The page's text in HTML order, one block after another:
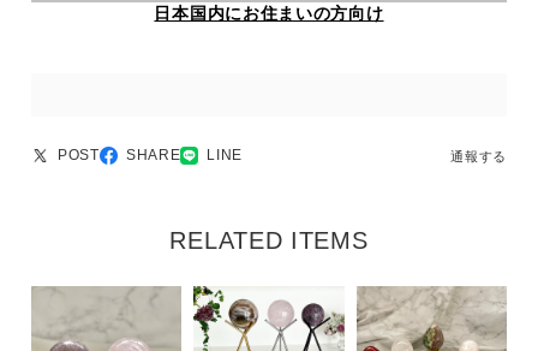
日本国内にお住まいの方向け
POST SHARE LINE 通報する
RELATED ITEMS